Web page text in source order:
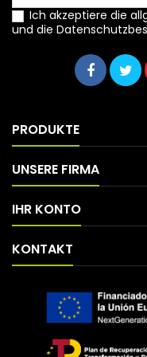
Ich akzeptiere die
und die
PRODUKTE
UNSERE FIRMA
IHR KONTO
KONTAKT